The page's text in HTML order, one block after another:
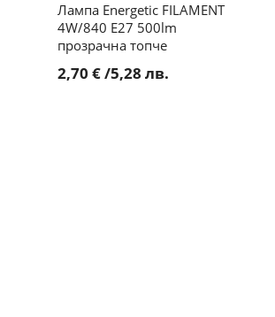
Лампа Energetic FILAMENT
4W/840 E27 500lm
прозрачна топче
2,70 €/5,28 лв.